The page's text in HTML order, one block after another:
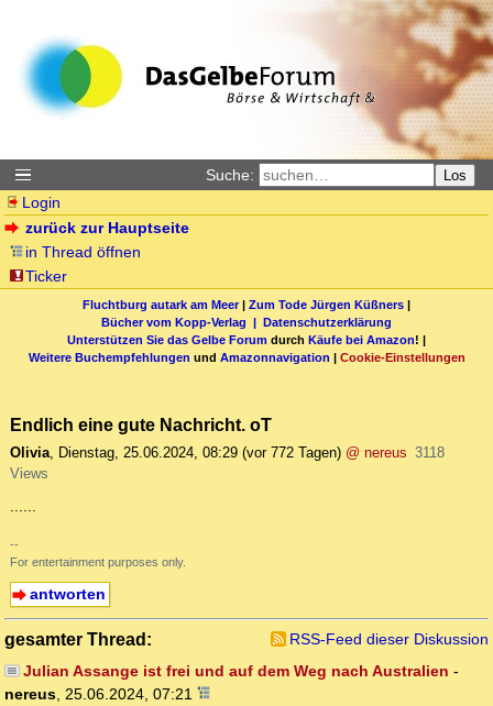
Suche: Los
Login
zurück zur Hauptseite
in Thread öffnen
Ticker
Fluchtburg autark am Meer| Zum Tode Jürgen Küßners |
Bücher vom Kopp-Verlag | Datenschutzerklärung
Unterstützen Sie das Gelbe Forum durch Käufe bei Amazon! |
Weitere Buchempfehlungen und Amazonnavigation | Cookie-Einstellungen
Endlich eine gute Nachricht. oT
Olivia, Dienstag, 25.06.2024, 08:29 (vor 772 Tagen) @ nereus 3118
Views
......
--
For entertainment purposes only.
antworten
gesamter Thread:
RSS-Feed dieser Diskussion
Julian Assange ist frei und auf dem Weg nach Australien -
nereus, 25.06.2024, 07:21